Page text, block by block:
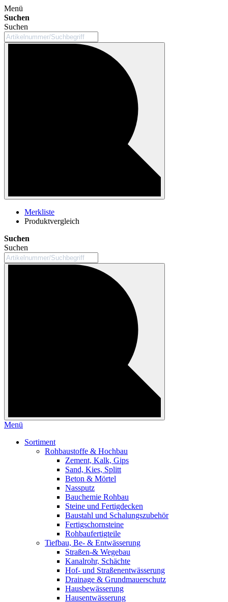
Menü
Suchen
Suchen
Merkliste
Produktvergleich
Suchen
Suchen
Menü
Sortiment
Rohbaustoffe & Hochbau
Zement, Kalk, Gips
Sand, Kies, Splitt
Beton & Mörtel
Nassputz
Bauchemie Rohbau
Steine und Fertigdecken
Baustahl und Schalungszubehör
Fertigschornsteine
Rohbaufertigteile
Tiefbau, Be- & Entwässerung
Straßen-& Wegebau
Kanalrohr, Schächte
Hof- und Straßenentwässerung
Drainage & Grundmauerschutz
Hausbewässerung
Hausentwässerung